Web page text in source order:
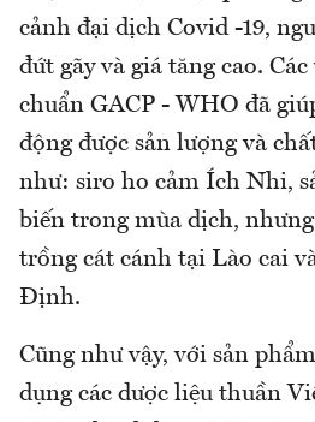
cảnh đại dịch Covid -19,
đứt gãy và giá tăng cao.
chuẩn GACP - WHO đã
động được sản lượng và
như: siro ho cảm Ích Nhi,
biến trong mùa dịch,
trồng cát cánh tại Lào cai
Định.
Cũng như vậy, với sản
dụng các dược liệu thuần